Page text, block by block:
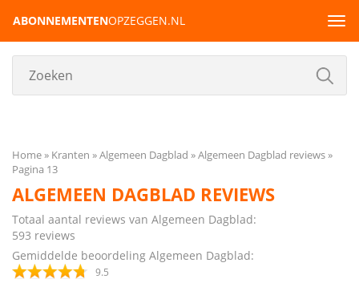
ABONNEMENTENOPZEGGEN.NL
Home Kranten Algemeen Dagblad
Algemeen Dagblad reviews
Pagina 13
ALGEMEEN DAGBLAD REVIEWS
Totaal aantal reviews van Algemeen Dagblad:
593 reviews
Gemiddelde beoordeling Algemeen Dagblad:
9.5